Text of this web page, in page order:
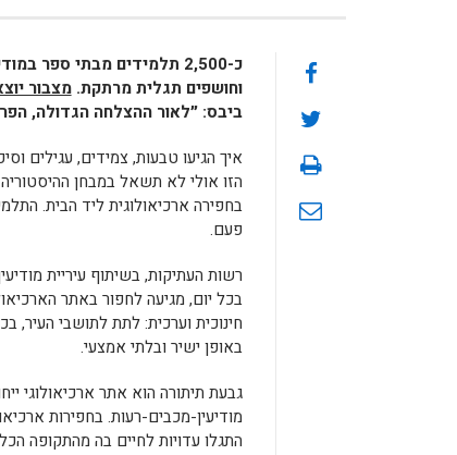
כ-2,500 תלמידים מבתי ספר
וחושפים תגלית מרתקת.מצבור
ביבס: ״לאור ההצלחה הגדולה,
הזו אולי לא תשאל במבחן
בחפירה ארכיאולוגית ליד הבית.
פעם.
רשות העתיקות, בשיתוף עיריית
בכל יום, מגיעה לחפור באתר
חינוכית וערכית: לתת לתושבי
באופן ישיר ובלתי אמצעי.
גבעת תיתורה הוא אתר ארכיאולוגי
מודיעין-מכבים-רעות. בחפירות